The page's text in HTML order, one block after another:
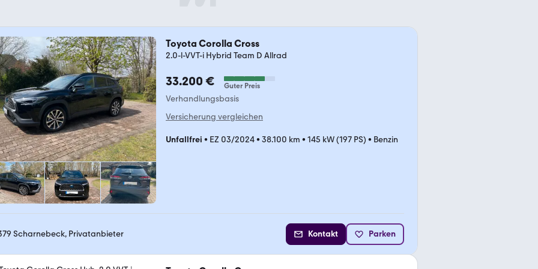
Toyota Corolla Cross
2.0-l-VVT-i Hybrid Team D Allrad
33.200 € Guter Preis
Verhandlungsbasis
Versicherung vergleichen
Unfallfrei • EZ 03/2024• 38.100 km • 145 kW (197 PS) • Benzin
Scharnebeck, Privatanbieter Kontakt Parken